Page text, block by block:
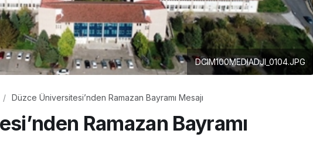
DCIM100MEDIADJI_0104.JPG
Düzce Üniversitesi’nden Ramazan Bayramı Mesajı
Ramazan Bayramı
Başkanı Fatih
Yeni Projeleri
Gündem
Ağır Suçlarda “Çocuk
İndirimi” Tarih Oluyor: